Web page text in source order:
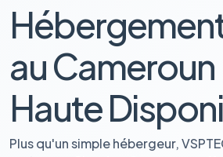
au Cameroun
Haute
Plus qu'un simple hébergeur,